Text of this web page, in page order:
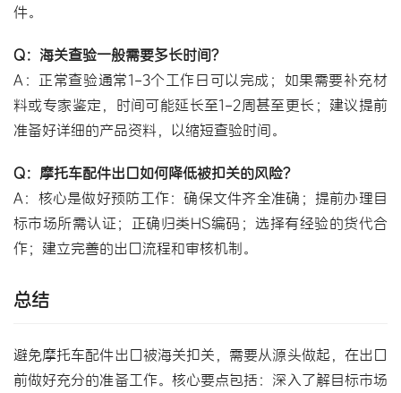
件。
Q：海关查验一般需要多长时间？
A：正常查验通常1-3个工作日可以完成；如果需要补充材
料或专家鉴定，时间可能延长至1-2周甚至更长；建议提前
准备好详细的产品资料，以缩短查验时间。
Q：摩托车配件出口如何降低被扣关的风险？
A：核心是做好预防工作：确保文件齐全准确；提前办理目
标市场所需认证；正确归类HS编码；选择有经验的货代合
作；建立完善的出口流程和审核机制。
总结
避免摩托车配件出口被海关扣关，需要从源头做起，在出口
前做好充分的准备工作。核心要点包括：深入了解目标市场